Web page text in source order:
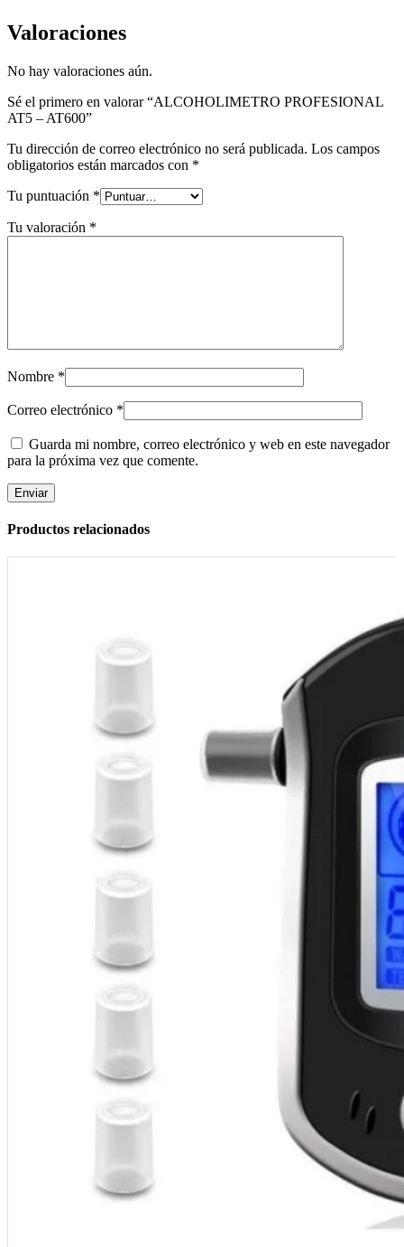
Valoraciones
No hay valoraciones aún.
Sé el primero en valorar “ALCOHOLIMETRO PROFESIONAL
AT5 – AT600”
Tu dirección de correo electrónico no será publicada. Los campos
obligatorios están marcados con *
Tu puntuación *
Tu valoración *
Nombre *
Correo electrónico *
Guarda mi nombre, correo electrónico y web en este navegador
para la próxima vez que comente.
Productos relacionados